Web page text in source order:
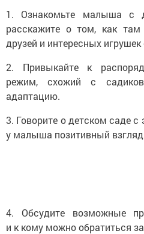
1. Ознакомьте малыша с
расскажите о том, как
друзей и интересных игрушек
2. Привыкайте к
режим, схожий с
адаптацию.
3. Говорите о детском саде
у малыша позитивный
4. Обсудите возможные
и к кому можно обратиться